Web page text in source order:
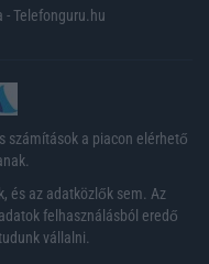
Telefonguru.hu
számítások a piacon elérhető
és az adatközlők sem. Az
felhasználásból eredő
vállalni.